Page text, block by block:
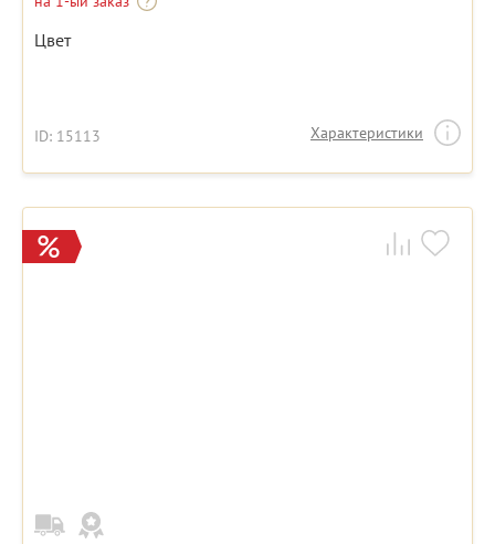
Цвет
ID: 15113 Характеристики